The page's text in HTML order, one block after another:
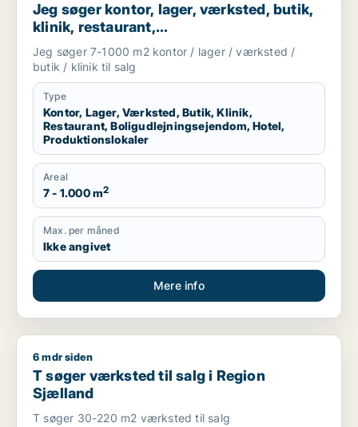
Jeg søger kontor, lager, værksted, butik,
klinik, restaurant,
boligudlejningsejendom, hotel eller
produktionslokaler til salg i Vordingborg,
Guldborgsund eller Lolland
Jeg søger 7-1000 m2 kontor / lager / værksted /
butik / klinik til salg
Type
Kontor, Lager, Værksted, Butik, Klinik,
Restaurant, Boligudlejningsejendom, Hotel,
Produktionslokaler
Areal
7 - 1.000 m2
Max. per måned
Ikke angivet
Mere info
T søger værksted til salg i Region Sjælland
6 mdr siden
T søger værksted til salg i Region
Sjælland
T søger 30-220 m2 værksted til salg